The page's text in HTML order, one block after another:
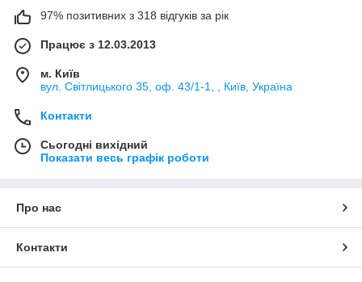
97% позитивних з 318 відгуків за рік
Працює з 12.03.2013
м. Київ
вул. Світлицького 35, оф. 43/1-1, , Київ, Україна
Контакти
Сьогодні вихідний
Показати весь графік роботи
Про нас
Контакти